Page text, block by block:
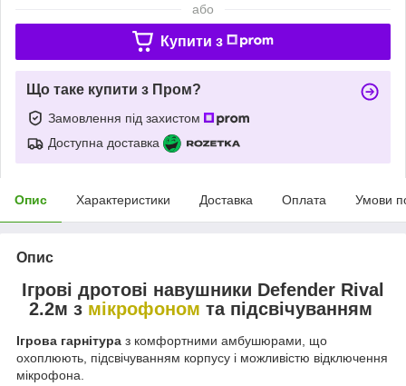
або
Купити з
Що таке купити з Пром?
Замовлення під захистом
Доступна доставка
Опис Характеристики Доставка Оплата Умови
Опис
Ігрові дротові навушники Defender Rival
2.2м з мікрофоном та підсвічуванням
Ігрова гарнітура з комфортними амбушюрами, що
охоплюють, підсвічуванням корпусу і можливістю відключення
мікрофона.